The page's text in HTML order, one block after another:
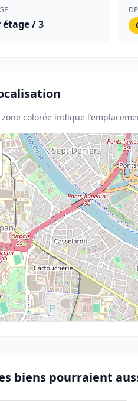
étage / 3
zone colorée indique
biens pourraient